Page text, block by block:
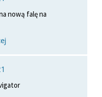
nową falę na